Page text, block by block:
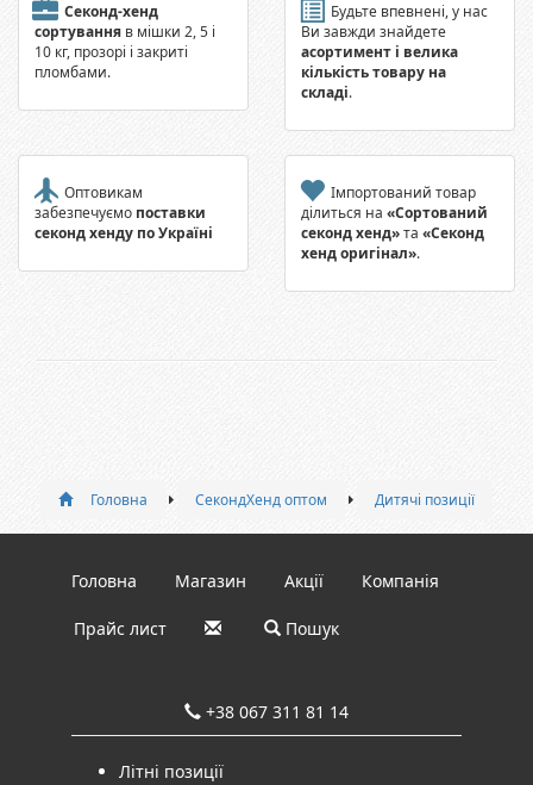
Секонд-хенд
сортування в мішки 2, 5 і
10 кг, прозорі і закриті
пломбами.
Будьте впевнені, у нас
Ви завжди знайдете
асортимент і велика
кількість товару на
складі.
Оптовикам
забезпечуємо поставки
секонд хенду по Україні
Імпортований товар
ділиться на «Сортований
секонд хенд»та «Секонд
хенд оригінал».
Головна СекондХенд оптом Дитячі позиції
Головна Магазин Акції Компанія
Прайс лист Пошук
+38 067 311 81 14
Літні позиції